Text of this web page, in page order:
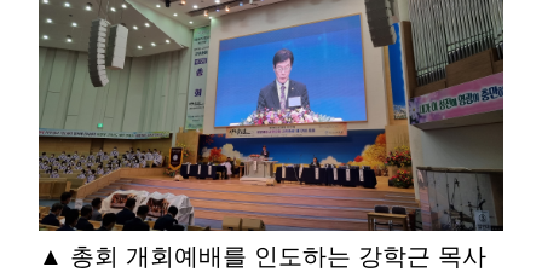
▲ 총회 개회예배를 인도하는 강학근 목사